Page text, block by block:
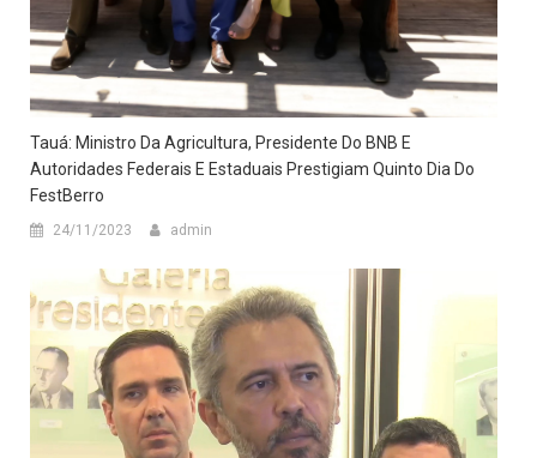
Tauá: Ministro Da Agricultura, Presidente Do BNB E
Autoridades Federais E Estaduais Prestigiam Quinto Dia Do
FestBerro
24/11/2023 admin